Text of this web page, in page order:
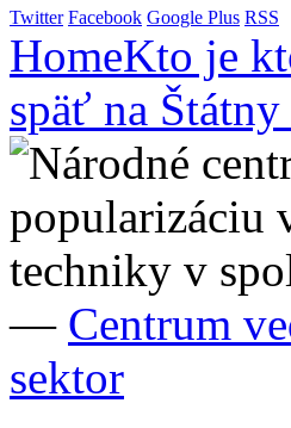
Twitter Facebook Google Plus RSS
HomeKto je
späť na
— Centrum
sektor